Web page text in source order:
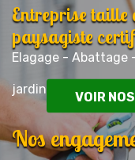
Entreprise
paysagiste
Elagage - Abattage
jardin
VOIR
Nos